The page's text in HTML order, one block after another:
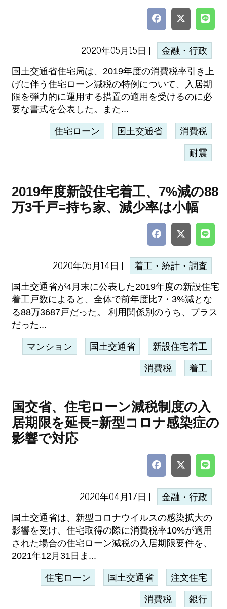
2020年05月15日 | 金融・行政
国土交通省住宅局は、2019年度の消費税率引き上
げに伴う住宅ローン減税の特例について、入居期
限を弾力的に運用する措置の適用を受けるのに必
要な書式を公表した。また...
住宅ローン 国土交通省 消費税
耐震
2019年度新設住宅着工、7%減の88
万3千戸=持ち家、減少率は小幅
2020年05月14日 | 着工・統計・調査
国土交通省が4月末に公表した2019年度の新設住宅
着工戸数によると、全体で前年度比7・3%減とな
る88万3687戸だった。 利用関係別のうち、プラス
だった...
マンション 国土交通省 新設住宅着工
消費税 着工
国交省、住宅ローン減税制度の入
居期限を延長=新型コロナ感染症の
影響で対応
2020年04月17日 | 金融・行政
国土交通省は、新型コロナウイルスの感染拡大の
影響を受け、住宅取得の際に消費税率10%が適用
された場合の住宅ローン減税の入居期限要件を、
2021年12月31日ま...
住宅ローン 国土交通省 注文住宅
消費税 銀行